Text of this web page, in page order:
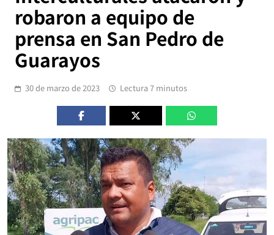
robaron a equipo de
prensa en San Pedro de
Guarayos
30 de marzo de 2023 Lectura 7 minutos